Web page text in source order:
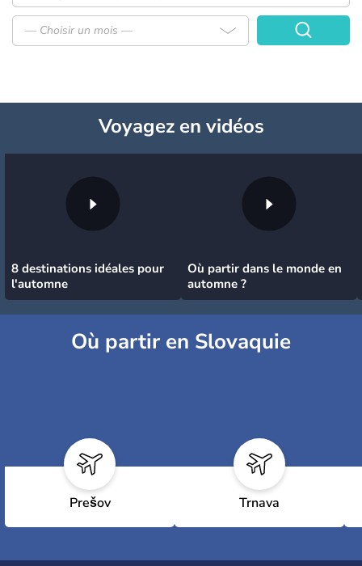
— Choisir un mois —
Voyagezen vidéos
8 destinations idéales pour
l'automne
Où partir dans le monde en
automne ?
Où partir en Slovaquie
Prešov Trnava